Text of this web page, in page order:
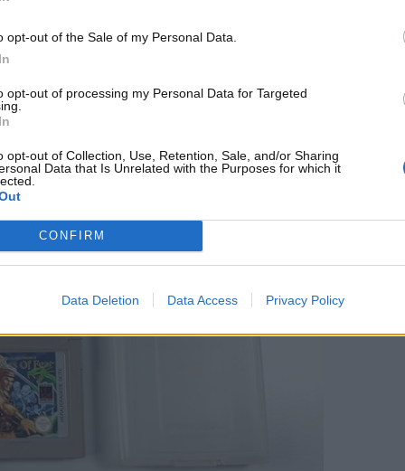
opt-out of the Sale of my Personal Data.
opt-out of processing my Personal Data for Targeted
opt-out of Collection, Use, Retention, Sale, and/or Sharing
Data that Is Unrelated with the Purposes for which it
CONFIRM
Data Deletion Data Access Privacy Policy
a diagnosticare, ma offriva una
Per i giovani piloti dell’epoca, questo significava
fino a 2.000 giri ai 8.000 standard, un boost